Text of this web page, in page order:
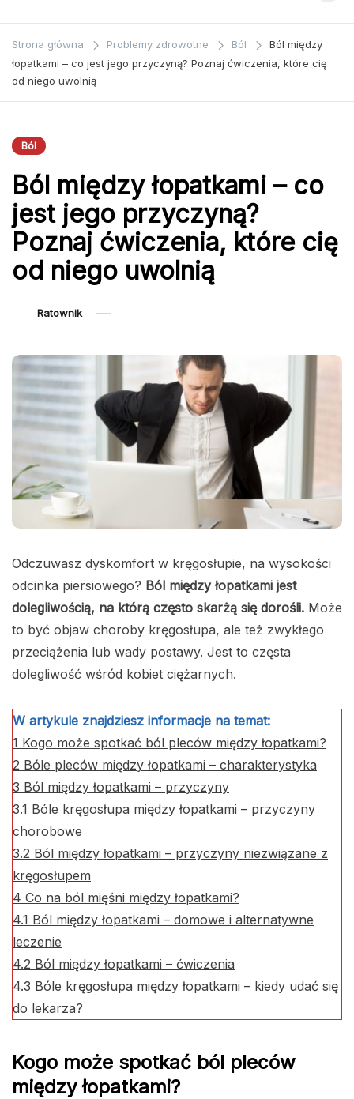
Ratownik
Medyczny
zagadnieniom z
dziedziny
medycyny oraz
ratownictwa
Strona główna Problemy zdrowotne Ból
Ból między
łopatkami – co jest jego przyczyną? Poznaj ćwiczenia, które cię
od niego uwolnią
Ból
Ból między łopatkami – co
jest jego przyczyną?
Poznaj ćwiczenia, które cię
od niego uwolnią
Ratownik
Odczuwasz dyskomfort w kręgosłupie, na wysokości
odcinka piersiowego? Ból między łopatkami jest
dolegliwością, na którą często skarżą się dorośli. Może
to być objaw choroby kręgosłupa, ale też zwykłego
przeciążenia lub wady postawy. Jest to częsta
dolegliwość wśród kobiet ciężarnych.
W artykule znajdziesz informacje na temat:
1 Kogo może spotkać ból pleców między łopatkami?
2 Bóle pleców między łopatkami – charakterystyka
3 Ból między łopatkami – przyczyny
3.1 Bóle kręgosłupa między łopatkami – przyczyny
chorobowe
3.2 Ból między łopatkami – przyczyny niezwiązane z
kręgosłupem
4 Co na ból mięśni między łopatkami?
4.1 Ból między łopatkami – domowe i alternatywne
leczenie
4.2 Ból między łopatkami – ćwiczenia
4.3 Bóle kręgosłupa między łopatkami – kiedy udać się
do lekarza?
Kogo może spotkać ból pleców
między łopatkami?